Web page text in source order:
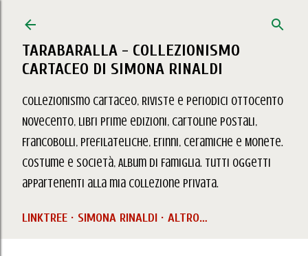
TARABARALLA - COLLEZIONISMO
CARTACEO DI SIMONA RINALDI
Collezionismo Cartaceo, Riviste e Periodici Ottocento
Novecento, Libri prime edizioni, Cartoline Postali,
Francobolli, Prefilateliche, Erinni, Ceramiche e Monete.
Costume e Società, Album di Famiglia. Tutti oggetti
appartenenti alla mia collezione privata.
LINKTREE SIMONA RINALDI ALTRO…